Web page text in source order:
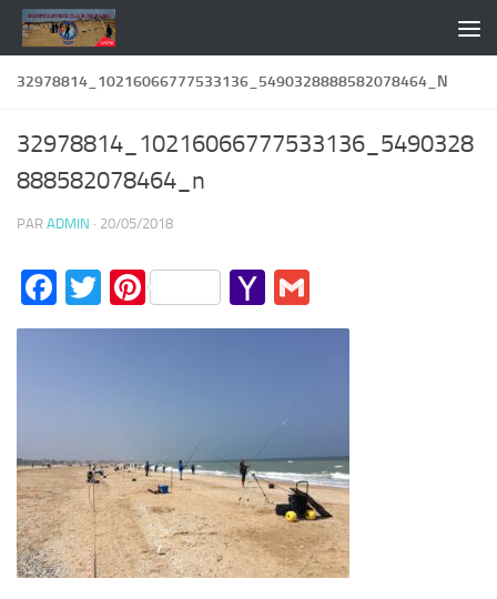
Skip to content
32978814_10216066777533136_5490328888582078464_N
32978814_10216066777533136_5490328
888582078464_n
PAR ADMIN · 20/05/2018
Facebook
TwitterPinterestYahoo
Mail